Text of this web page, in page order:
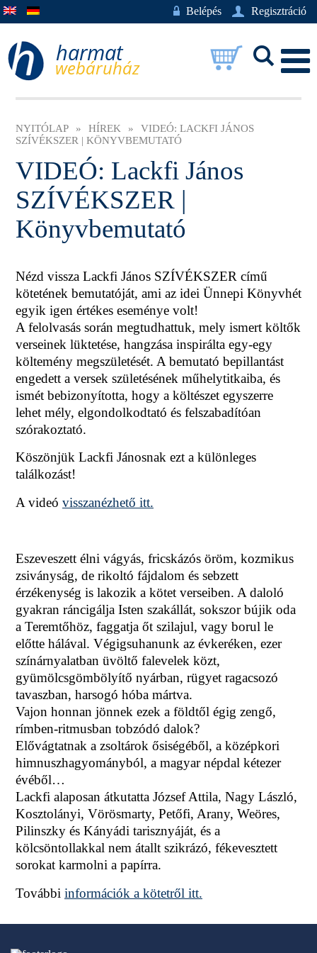
w Belépés U Regisztráció
L
NYITÓLAP » HÍREK »
VIDEÓ: LACKFI JÁNOS
SZÍVÉKSZER | KÖNYVBEMUTATÓ
VIDEÓ: Lackfi János
SZÍVÉKSZER |
Könyvbemutató
Nézd vissza Lackfi János SZÍVÉKSZER című
kötetének bemutatóját, ami az idei Ünnepi Könyvhét
egyik igen értékes eseménye volt!
A felolvasás során megtudhattuk, mely ismert költők
verseinek lüktetése, hangzása inspirálta egy-egy
költemény megszületését. A bemutató bepillantást
engedett a versek születésének műhelytitkaiba, és
ismét bebizonyította, hogy a költészet egyszerre
lehet mély, elgondolkodtató és felszabadítóan
szórakoztató.
Köszönjük Lackfi Jánosnak ezt a különleges
találkozást!
A videó visszanézhető itt.
Eszeveszett élni vágyás, fricskázós öröm, kozmikus
zsiványság, de rikoltó fájdalom és sebzett
érzékenység is lakozik a kötet verseiben. A daloló
gyakran ráncigálja Isten szakállát, sokszor bújik oda
a Teremtőhöz, faggatja őt szilajul, vagy borul le
előtte hálával. Végigsuhanunk az évkeréken, ezer
színárnyalatban üvöltő falevelek közt,
gyümölcsgömbölyítő nyárban, rügyet ragacsozó
tavaszban, harsogó hóba mártva.
Vajon honnan jönnek ezek a földtől égig zengő,
rímben-ritmusban tobzódó dalok?
Elővágtatnak a zsoltárok ősiségéből, a középkori
himnuszhagyományból, a magyar népdal kétezer
évéből…
Lackfi alaposan átkutatta József Attila, Nagy László,
Kosztolányi, Vörösmarty, Petőfi, Arany, Weöres,
Pilinszky és Kányádi tarisznyáját, és a
kölcsöntollakkal nem átallt szikrázó, fékevesztett
sorokat karmolni a papírra.
További információk a kötetről itt.